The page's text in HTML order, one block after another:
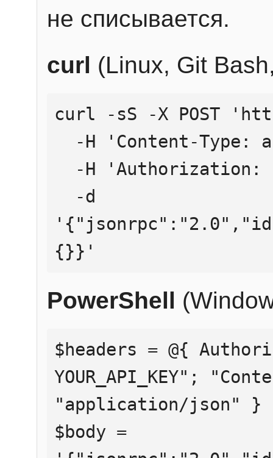
не списывается.
curl (Linux, Git
curl -sS -X POST
{}}'
PowerShell
$headers = @{
YOUR_API_KEY";
"application/json" }
$body =